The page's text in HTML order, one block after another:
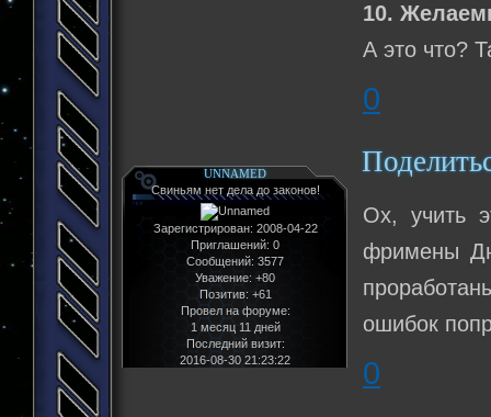
10.
А это что?
0
UNNAMED
Свиньям нет дела до законов!
Зарегистрирован: 2008-04-22
Приглашений: 0
Сообщений: 3577
Уважение: +80
Позитив: +61
Провел на форуме:
1 месяц 11 дней
Последний визит:
2016-08-30 21:23:22
Ох, учить
фримены
ошибок
0